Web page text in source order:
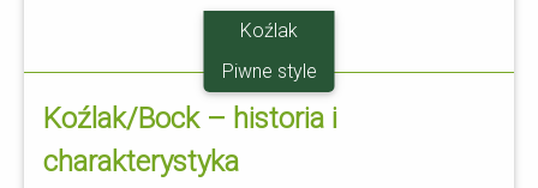
Koźlak
Piwne style
Koźlak/Bock – historia i
charakterystyka